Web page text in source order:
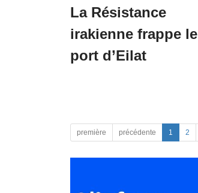
La Résistance
irakienne frappe le
port d’Eilat
première précédente 1 2